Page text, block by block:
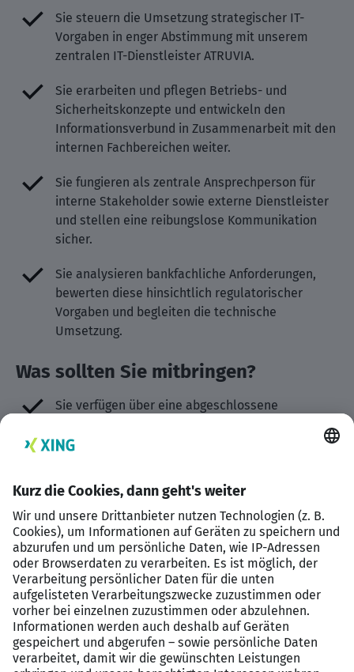
Sie steuern die Umsetzung strategischer IT-
Vorgaben in enger Abstimmung mit unserem
zentralen IT-Dienstleister ATRUVIA.
Sie erarbeiten und pflegen Betriebs- und
Sicherheitskonzepte und entwickeln den
Informationsverbund in Zusammenarbeit mit den
internen Fachbereichen weiter.
Sie fungieren als zentrale Ansprechperson für
interne Stakeholder sowie externe Dienstleister
und stellen eine reibungslose Kommunikation
sicher.
Sie analysieren bankfachliche Anforderungen,
bewerten diese hinsichtlich regulatorischer
Vorgaben und begleiten die technische
Umsetzung.
Was sollten Sie mitbringen?
Sie verfügen über eine abgeschlossene
Genossenschaftsbank, und bringen erste
Sie haben eine hohe Affinität zur IT und
Digitalisierung und idealerweise bereits erste
Erfahrung in der IT-Administration oder im
Anwendersupport gesammelt.
Als kommunikationsstarke Persönlichkeit fällt es
Ihnen leicht, als Ansprechpartner für interne
Teams und externe Dienstleister zu agieren.
Sie bringen sehr gute Deutschkenntnisse in Wort